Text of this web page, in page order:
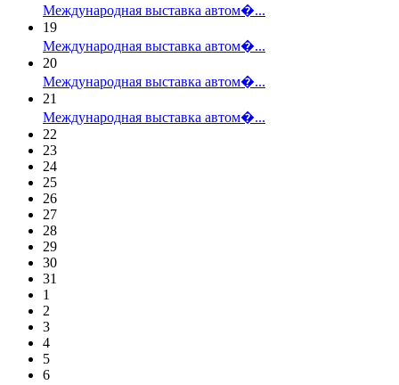
Международная выставка автом�...
19
Международная выставка автом�...
20
Международная выставка автом�...
21
Международная выставка автом�...
22
23
24
25
26
27
28
29
30
31
1
2
3
4
5
6